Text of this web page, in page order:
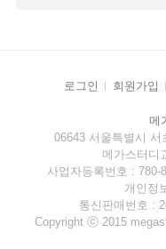
로그인 회원가입
메
06643 서울특별시
메가스터디
사업자등록번호 : 780-
개인정
통신판매번호 :
Copyright ⓒ 2015